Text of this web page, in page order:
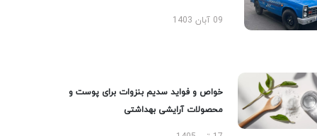
09 آبان 1403
خواص و فواید سدیم بنزوات برای پوست و
محصولات آرایشی بهداشتی